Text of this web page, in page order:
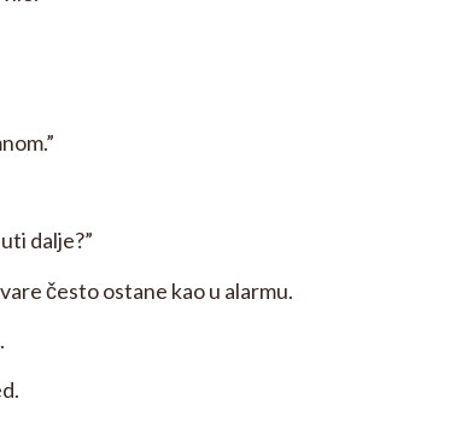
dalje?”
često ostane kao u alarmu.